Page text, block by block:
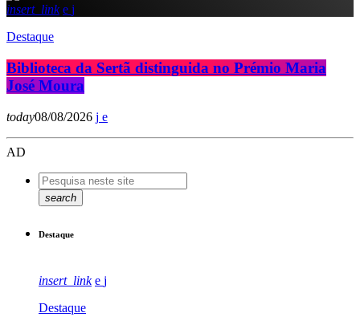
insert_link
Destaque
Biblioteca da Sertã distinguida no Prémio Maria
José Moura
today08/08/2026
AD
search
Destaque
insert_link
Destaque